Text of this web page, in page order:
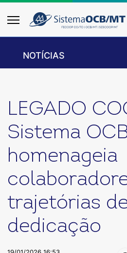
NOTÍCIAS
LEGADO
Sistema
homenageia
trajetórias
dedicação